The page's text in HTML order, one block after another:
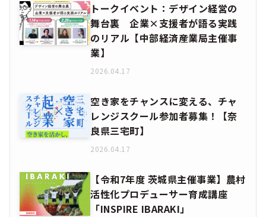
トークイベント：デザイン経営の
舞台裏 企業×支援者が語る実践
のリアル【中部経済産業局主催事
業】
2026.04.17
空き家をチャンスに変える、チャ
レンジスクール参加者募集！【奈
良県三宅町】
2026.04.17
【令和7年度 茨城県主催事業】農村
活性化プロデューサー育成講座
「INSPIRE IBARAKI」